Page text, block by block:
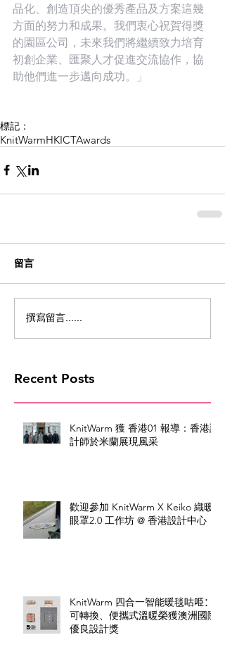
品化、創造頂尖的優秀產品及方案這幾
方面的努力和成果。我們衷心祝賀得獎
的園區公司，未來我們將繼續致力培育
初創企業、匯聚人才促進交流協作，協
助他們進一步邁向成功。」
標記：
KnitWarmHKICTAwards
留言
撰寫留言......
Recent Posts
KnitWarm 獲 香港01 報導：香港設
計師於米蘭展現風采
歡迎參加 KnitWarm X Keiko 織暖
眼罩2.0 工作坊 @ 香港設計中心
KnitWarm 四合一智能暖毯咕𠱸：
可轉換、便攜式溫暖榮獲澳洲國際
優良設計獎